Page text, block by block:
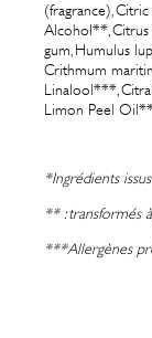
(fragrance),
Alcohol**, Citrus
gum, Humulus
Crithmum
Linalool***,
Limon Peel
*Ingrédients
** : transformés
***Allergènes